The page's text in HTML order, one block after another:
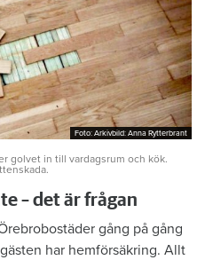
Foto: Arkivbild: Anna Rytterbrant
Foto: Arkivbild: Anna Rytterbrant
golvet in till vardagsrum och kök.
– det är frågan
gång på gång
har hemförsäkring. Allt